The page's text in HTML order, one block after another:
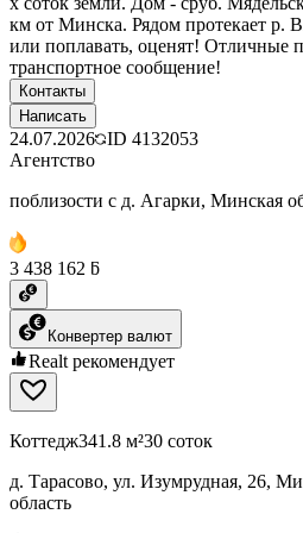
км от Минска. Рядом протекает р.
или поплавать, оценят! Отличные
транспортное сообщение!
Контакты
Написать
24.07.2026 ID 4132053
Агентство
поблизости с д. Агарки, Минская
3 438 162 ƃ
Конвертер валют
Realt рекомендует
Коттедж341.8 м²30 соток
д. Тарасово, ул. Изумрудная, 26,
область